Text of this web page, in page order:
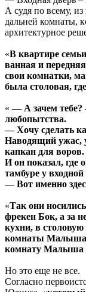
А судя по всему,
дальней комнаты,
архитектурное
«В квартире
ванная и
свои комнатки,
была столовая,
« — А зачем
любопытства.
— Хочу сделать
Наводящий ужас,
капкан для воров.
И он показал, где
тамбуре у
— Вот именно
«Так они
фрекен Бок, а за
кухни, в
комнаты Малыша
комнату Малыша
Но это еще не все.
Согласно